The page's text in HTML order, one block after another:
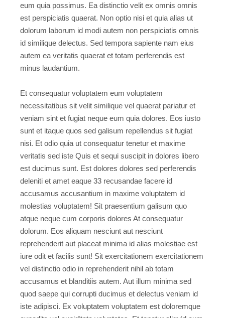
eum quia possimus. Ea distinctio velit ex omnis omnis
est perspiciatis quaerat. Non optio nisi et quia alias ut
dolorum laborum id modi autem non perspiciatis omnis
id similique delectus. Sed tempora sapiente nam eius
autem ea veritatis quaerat et totam perferendis est
minus laudantium.
Et consequatur voluptatem eum voluptatem
necessitatibus sit velit similique vel quaerat pariatur et
veniam sint et fugiat neque eum quia dolores. Eos iusto
sunt et itaque quos sed galisum repellendus sit fugiat
nisi. Et odio quia ut consequatur tenetur et maxime
veritatis sed iste Quis et sequi suscipit in dolores libero
est ducimus sunt. Est dolores dolores sed perferendis
deleniti et amet eaque 33 recusandae facere id
accusamus accusantium in maxime voluptatem id
molestias voluptatem! Sit praesentium galisum quo
atque neque cum corporis dolores At consequatur
dolorum. Eos aliquam nesciunt aut nesciunt
reprehenderit aut placeat minima id alias molestiae est
iure odit et facilis sunt! Sit exercitationem exercitationem
vel distinctio odio in reprehenderit nihil ab totam
accusamus et blanditiis autem. Aut illum minima sed
quod saepe qui corrupti ducimus et delectus veniam id
iste adipisci. Ex voluptatem voluptatem est doloremque